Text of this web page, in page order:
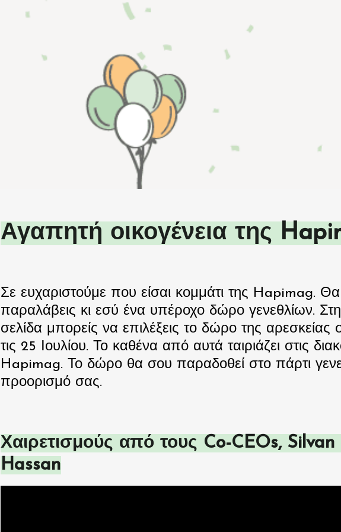
Αγαπητή οικογένεια της
Σε ευχαριστούμε που είσαι κομμάτι της Hapimag. Θα
παραλάβεις κι εσύ ένα υπέροχο δώρο γενεθλίων.
σελίδα μπορείς να επιλέξεις το δώρο της αρεσκείας
τις 25 Ιουλίου. Το καθένα από αυτά ταιριάζει στις
Hapimag. Το δώρο θα σου παραδοθεί στο πάρτι
προορισμό σας.
Χαιρετισμούς από τους Co-CEOs, Silvan
Hassan